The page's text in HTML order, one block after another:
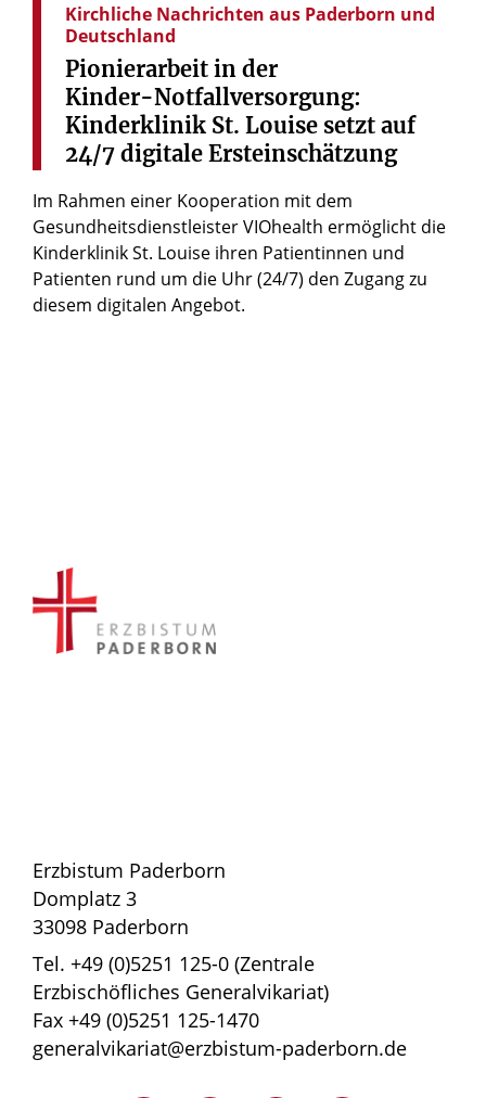
Kirchliche Nachrichten aus Paderborn und
Deutschland
Pionierarbeit in der
Kinder-Notfallversorgung:
Kinderklinik St. Louise setzt auf
24/7 digitale Ersteinschätzung
Im Rahmen einer Kooperation mit dem
Gesundheitsdienstleister VIOhealth ermöglicht die
Kinderklinik St. Louise ihren Patientinnen und
Patienten rund um die Uhr (24/7) den Zugang zu
diesem digitalen Angebot.
Erzbistum Paderborn
Domplatz 3
33098 Paderborn
Tel. +49 (0)5251 125-0 (Zentrale
Erzbischöfliches Generalvikariat)
Fax +49 (0)5251 125-1470
generalvikariat@erzbistum-paderborn.de